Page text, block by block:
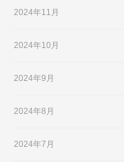
2024年11月
2024年10月
2024年9月
2024年8月
2024年7月